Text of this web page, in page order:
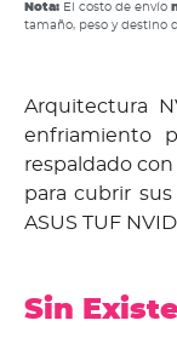
Nota: El costo de envío
tamaño, peso y destino
Arquitectura
enfriamiento
respaldado
para cubrir
ASUS TUF
Sin